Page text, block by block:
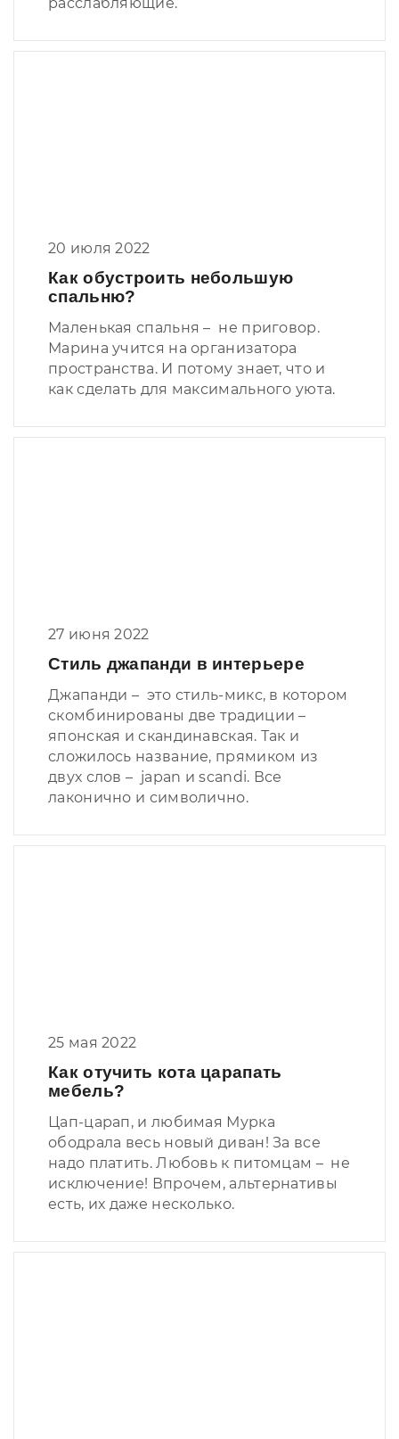
20 июля 2022
Как обустроить небольшую
спальню?
Маленькая спальня – не приговор.
Марина учится на организатора
пространства. И потому знает, что и
как сделать для максимального уюта.
27 июня 2022
Стиль джапанди в интерьере
Джапанди – это стиль-микс, в котором
скомбинированы две традиции –
японская и скандинавская. Так и
сложилось название, прямиком из
двух слов – japan и scandi. Все
лаконично и символично.
25 мая 2022
Как отучить кота царапать
мебель?
Цап-царап, и любимая Мурка
ободрала весь новый диван! За все
надо платить. Любовь к питомцам – не
исключение! Впрочем, альтернативы
есть, их даже несколько.